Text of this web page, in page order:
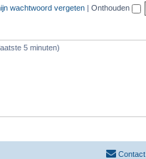
wachtwoord vergeten | Onthouden
5 minuten)
Contact